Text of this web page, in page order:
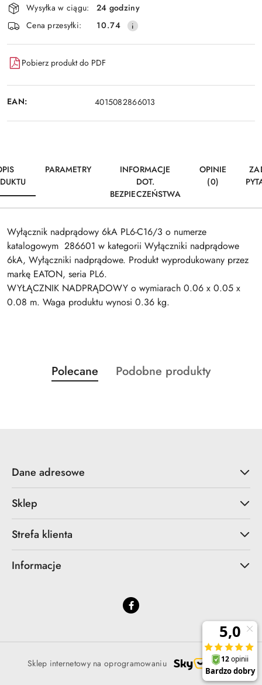
Wyślij
i
dostawa
Wysyłka w ciągu:
24 godziny
Cena przesyłki:
10.74
Pobierz produkt do PDF
EAN: 4015082866013
PARAMETRY
INFORMACJE
DOT.
BEZPIECZEŃSTWA
OPINIE
(0)
Wyłącznik nadprądowy 6kA PL6-C16/3 o numerze
katalogowym 286601 w kategorii Wyłączniki nadprądowe
6kA, Wyłączniki nadprądowe. Produkt wyprodukowany przez
markę EATON, seria PL6.
WYŁĄCZNIK NADPRĄDOWY o wymiarach 0.06 x 0.05 x
0.08 m. Waga produktu wynosi 0.36 kg.
Pomiń karuzelę produktów
Produkty
o
Polecane
Produkty
Podobne produkty
Dane adresowe
Sklep
Strefa klienta
Informacje
Sklep internetowy na oprogramowaniu